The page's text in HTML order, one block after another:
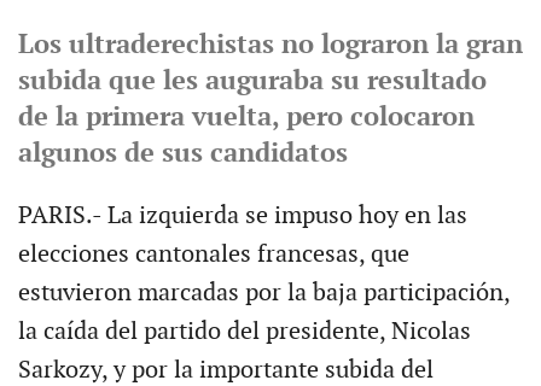
Los ultraderechistas no lograron la gran
subida que les auguraba su resultado
de la primera vuelta, pero colocaron
algunos de sus candidatos
PARIS.- La izquierda se impuso hoy en las
elecciones cantonales francesas, que
estuvieron marcadas por la baja participación,
la caída del partido del presidente, Nicolas
Sarkozy, y por la importante subida del